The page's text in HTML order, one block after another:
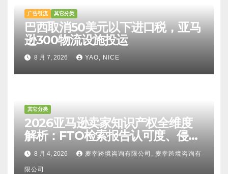
广告引流 其它分类
巴西取消50美元以下进口税，亚马
逊300物流设施投运
8 月 7, 2026 YAO, NICE
其它分类
2026亚马逊卖家知识产权全维度
解析：FTO检索报告认可度、侵权
比对区别、TRO应诉方法及服务商
甄选避坑全攻略
8 月 4, 2026 麦幸跨境咨询有限公司, 麦幸跨境咨询有
限公司